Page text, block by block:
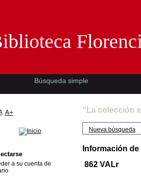
"La colección
Nueva búsqueda
Información
862 VALr
Búsqueda simple
A+
a su cuenta de